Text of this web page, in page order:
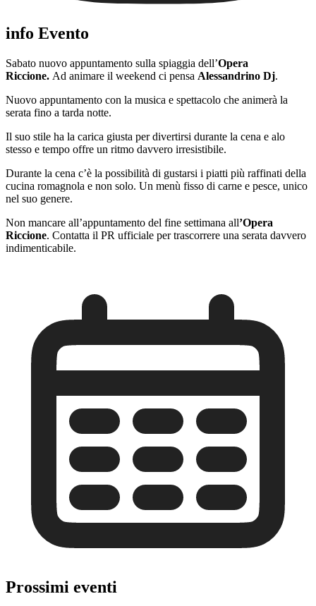
info Evento
Sabato nuovo appuntamento sulla spiaggia dell’Opera
Riccione. Ad animare il weekend ci pensa Alessandrino Dj.
Nuovo appuntamento con la musica e spettacolo che animerà la
serata fino a tarda notte.
Il suo stile ha la carica giusta per divertirsi durante la cena e alo
stesso e tempo offre un ritmo davvero irresistibile.
Durante la cena c’è la possibilità di gustarsi i piatti più raffinati della
cucina romagnola e non solo. Un menù fisso di carne e pesce, unico
nel suo genere.
Non mancare all’appuntamento del fine settimana all’Opera
Riccione. Contatta il PR ufficiale per trascorrere una serata davvero
indimenticabile.
Prossimi eventi